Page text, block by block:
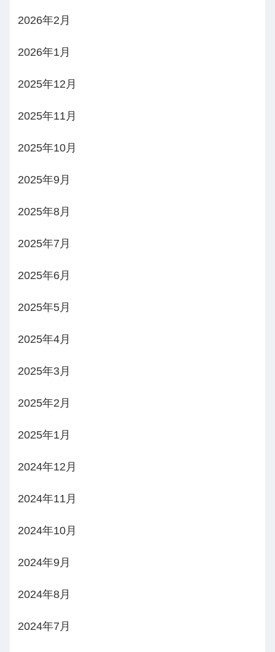
2026年2月
2026年1月
2025年12月
2025年11月
2025年10月
2025年9月
2025年8月
2025年7月
2025年6月
2025年5月
2025年4月
2025年3月
2025年2月
2025年1月
2024年12月
2024年11月
2024年10月
2024年9月
2024年8月
2024年7月